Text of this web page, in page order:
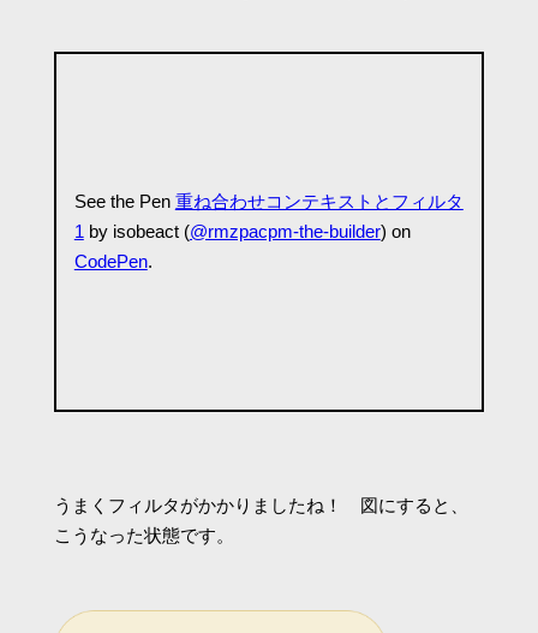
See the Pen 重ね合わせコンテキストとフィルタ
1 by isobeact (@rmzpacpm-the-builder) on
CodePen.
うまくフィルタがかかりましたね！ 図にすると、
こうなった状態です。